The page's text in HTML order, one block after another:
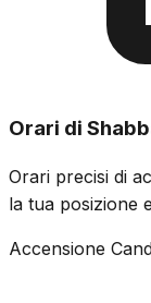
Orari di
Orari precisi di
la tua posizione
Accensione